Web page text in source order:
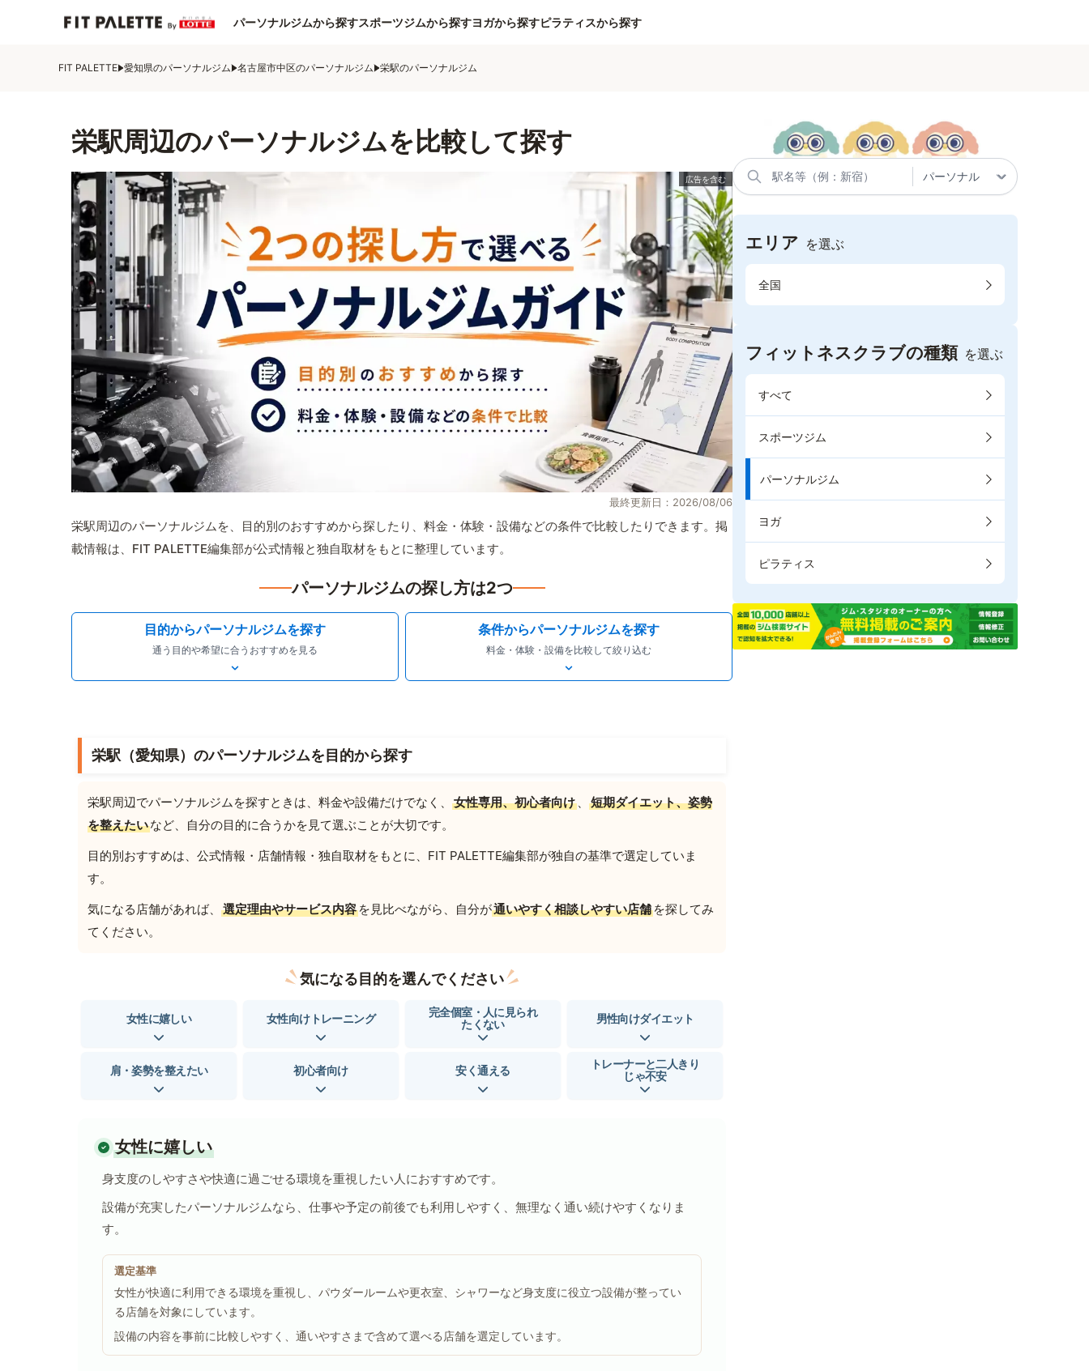
パーソナルジムから探すスポーツジムから探すヨガから探すピラティスから探す
FIT PALETTE 愛知県のパーソナルジム 名古屋市中区のパーソナルジム 栄駅のパーソナルジム
栄駅周辺のパーソナルジムを比較して探す
最終更新日：2026/08/06
栄駅周辺のパーソナルジムを、目的別のおすすめから探したり、料金・体験・設備などの条件で比較したりできます。掲
載情報は、FIT PALETTE編集部が公式情報と独自取材をもとに整理しています。
パーソナルジムの探し方は2つ
目的からパーソナルジムを探す
通う目的や希望に合うおすすめを見る
条件からパーソナルジムを探す
料金・体験・設備を比較して絞り込む
栄駅（愛知県）のパーソナルジムを目的から探す
栄駅周辺でパーソナルジムを探すときは、料金や設備だけでなく、 女性専用、初心者向け 、
短期ダイエット、姿勢
を整えたいなど、自分の目的に合うかを見て選ぶことが大切です。
目的別おすすめは、公式情報・店舗情報・独自取材をもとに、FIT PALETTE編集部が独自の基準で選定していま
す。
気になる店舗があれば、
選定理由やサービス内容 を見比べながら、自分が通いやすく相談しやすい店舗 を探してみ
てください。
気になる目的を選んでください
女性に嬉しい 女性向けトレーニング
完全個室・人に見られ
たくない
男性向けダイエット
肩・姿勢を整えたい 初心者向け 安く通える
トレーナーと二人きり
じゃ不安
女性に嬉しい
身支度のしやすさや快適に過ごせる環境を重視したい人におすすめです。
設備が充実したパーソナルジムなら、仕事や予定の前後でも利用しやすく、無理なく通い続けやすくなりま
す。
選定基準
女性が快適に利用できる環境を重視し、パウダールームや更衣室、シャワーなど身支度に役立つ設備が整ってい
る店舗を対象にしています。
設備の内容を事前に比較しやすく、通いやすさまで含めて選べる店舗を選定しています。
エリア を選ぶ
全国
フィットネスクラブの種類 を選ぶ
すべて
スポーツジム
パーソナルジム
ヨガ
ピラティス